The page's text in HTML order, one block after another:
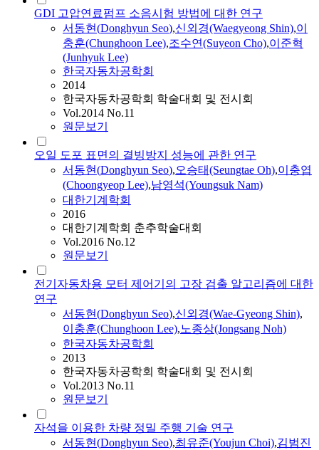
GDI 고압연료펌프 소음시험 방법에 대한 연구
서동현(Donghyun Seo),신외경(Waegyeong Shin),이
충훈(Chunghoon Lee),조수연(Suyeon Cho),이준혁
(Junhyuk Lee)
한국자동차공학회
2014
한국자동차공학회 학술대회 및 전시회
Vol.2014 No.11
원문보기
오일 도포 표면의 결빙방지 성능에 관한 연구
서동현(Donghyun Seo),오승태(Seungtae Oh),이충엽
(Choongyeop Lee),남영석(Youngsuk Nam)
대한기계학회
2016
대한기계학회 춘추학술대회
Vol.2016 No.12
원문보기
전기자동차용 모터 제어기의 고장 검출 알고리즘에 대한
연구
서동현(Donghyun Seo),신외경(Wae-Gyeong Shin),
이충훈(Chunghoon Lee),노종상(Jongsang Noh)
한국자동차공학회
2013
한국자동차공학회 학술대회 및 전시회
Vol.2013 No.11
원문보기
자석을 이용한 차량 정밀 주행 기술 연구
서동현(Donghyun Seo),최유준(Youjun Choi),김범진